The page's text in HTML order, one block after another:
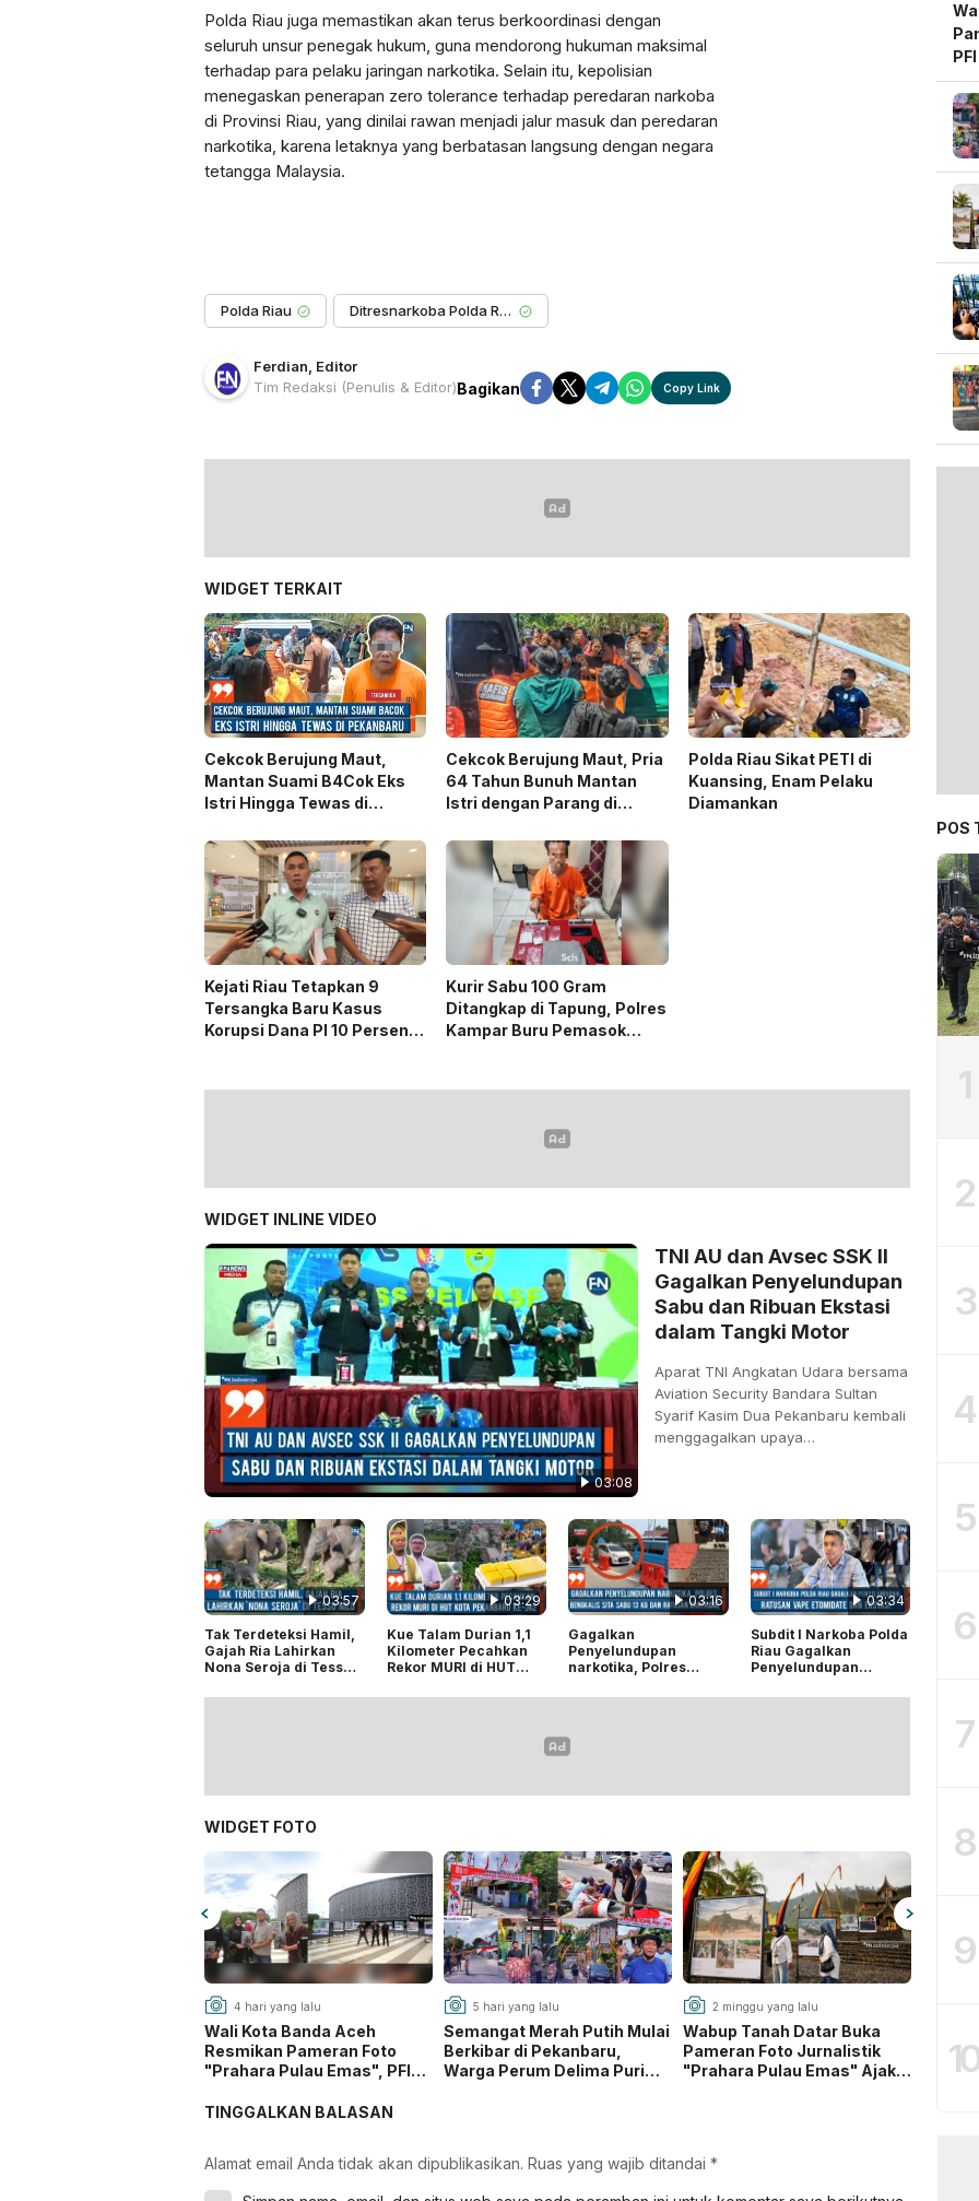
Polda Riau juga memastikan akan terus berkoordinasi dengan
seluruh unsur penegak hukum, guna mendorong hukuman maksimal
terhadap para pelaku jaringan narkotika. Selain itu, kepolisian
menegaskan penerapan zero tolerance terhadap peredaran narkoba
di Provinsi Riau, yang dinilai rawan menjadi jalur masuk dan peredaran
narkotika, karena letaknya yang berbatasan langsung dengan negara
tetangga Malaysia.
Polda Riau Ditresnarkoba Polda Riau
Ferdian Editor
Tim Redaksi (Penulis & Editor)Bagikan Copy Link
WIDGET TERKAIT
Cekcok Berujung Maut,
Mantan Suami B4Cok Eks
Istri Hingga Tewas di
Cekcok Berujung Maut, Pria
64 Tahun Bunuh Mantan
Istri dengan Parang di
Polda Riau Sikat PETI di
Kuansing, Enam Pelaku
Diamankan
Kejati Riau Tetapkan 9
Tersangka Baru Kasus
Korupsi Dana PI 10 Persen
Kurir Sabu 100 Gram
Ditangkap di Tapung, Polres
Kampar Buru Pemasok
WIDGET INLINE VIDEO
03:08
TNI AU dan Avsec SSK II
Gagalkan Penyelundupan
Sabu dan Ribuan Ekstasi
dalam Tangki Motor
Aparat TNI Angkatan Udara bersama
Aviation Security Bandara Sultan
Syarif Kasim Dua Pekanbaru kembali
menggagalkan upaya…
03:57
Tak Terdeteksi Hamil,
Gajah Ria Lahirkan
Nona Seroja di Tesso
03:29
Kue Talam Durian 1,1
Kilometer Pecahkan
Rekor MURI di HUT
242
03:16
Gagalkan
Penyelundupan
narkotika, Polres
Kg dan Ratusan
03:34
Subdit I Narkoba Polda
Riau Gagalkan
Penyelundupan
Etomidate dan Ekstasi
WIDGET FOTO
4 hari yang lalu
Wali Kota Banda Aceh
Resmikan Pameran Foto
"Prahara Pulau Emas", PFI
Bencana
5 hari yang lalu
Semangat Merah Putih Mulai
Berkibar di Pekanbaru,
Warga Perum Delima Puri
2 minggu yang lalu
Wabup Tanah Datar Buka
Pameran Foto Jurnalistik
"Prahara Pulau Emas" Ajak
TINGGALKAN BALASAN
Alamat email Anda tidak akan dipublikasikan. Ruas yang wajib ditandai *
POS
1
2
3
4
5
6
7
8
9
10